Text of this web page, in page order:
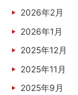
2026年2月
2026年1月
2025年12月
2025年11月
2025年9月